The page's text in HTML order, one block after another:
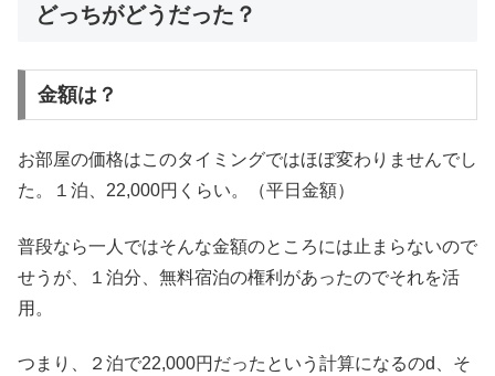
どっちがどうだった？
金額は？
お部屋の価格はこのタイミングではほぼ変わりませんでし
た。１泊、22,000円くらい。（平日金額）
普段なら一人ではそんな金額のところには止まらないので
せうが、１泊分、無料宿泊の権利があったのでそれを活
用。
つまり、２泊で22,000円だったという計算になるのd、そ